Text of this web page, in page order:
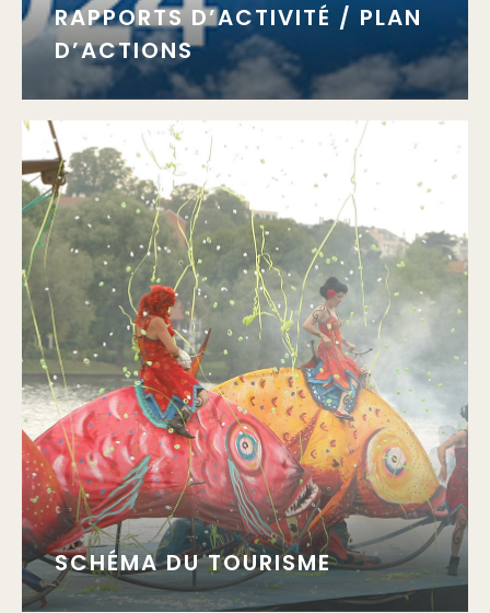
RAPPORTS D’ACTIVITÉ / PLAN
D’ACTIONS
SCHÉMA DU TOURISME